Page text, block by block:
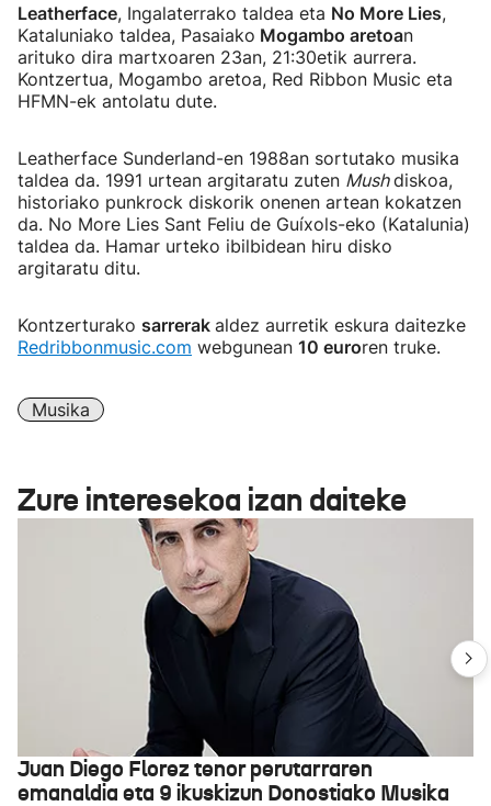
Leatherface, Ingalaterrako taldea eta No More Lies,
Kataluniako taldea, Pasaiako Mogambo aretoan
arituko dira martxoaren 23an, 21:30etik aurrera.
Kontzertua, Mogambo aretoa, Red Ribbon Music eta
HFMN-ek antolatu dute.
Leatherface Sunderland-en 1988an sortutako musika
taldea da. 1991 urtean argitaratu zuten Mushdiskoa,
historiako punkrock diskorik onenen artean kokatzen
da. No More Lies Sant Feliu de Guíxols-eko (Katalunia)
taldea da. Hamar urteko ibilbidean hiru disko
argitaratu ditu.
Kontzerturako sarrerak aldez aurretik eskura daitezke
Redribbonmusic.com webgunean 10 euroren truke.
Musika
Zure interesekoa izan daiteke
Juan Diego Florez tenor perutarraren
emanaldia eta 9 ikuskizun Donostiako Musika